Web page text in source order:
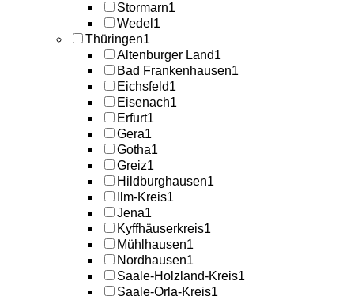
Stormarn1
Wedel 1
Thüringen1
Altenburger Land1
Bad Frankenhausen1
Eichsfeld1
Eisenach1
Erfurt1
Gera1
Gotha1
Greiz1
Hildburghausen1
Ilm-Kreis1
Jena1
Kyffhäuserkreis1
Mühlhausen1
Nordhausen1
Saale-Holzland-Kreis1
Saale-Orla-Kreis1